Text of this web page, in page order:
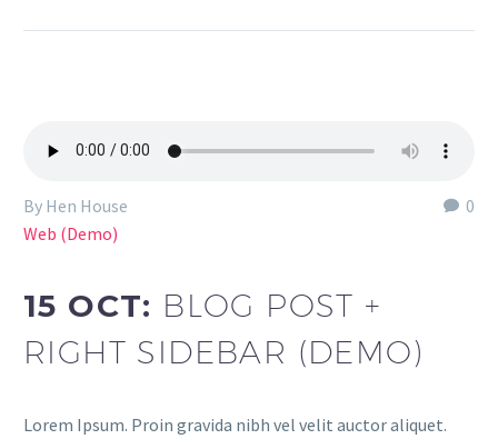
0
By Hen House
Web (Demo)
15 OCT: BLOG POST +
RIGHT SIDEBAR (DEMO)
Lorem Ipsum. Proin gravida nibh vel velit auctor aliquet.